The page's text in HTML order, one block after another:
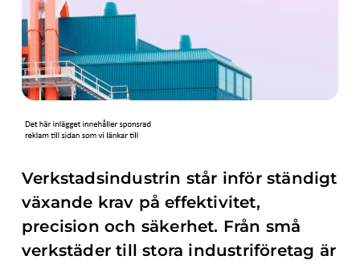
Verkstadsindustrin står inför ständigt
växande krav på effektivitet,
precision och säkerhet. Från små
verkstäder till stora industriföretag är